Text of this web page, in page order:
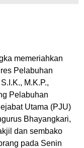
memeriahkan
Pelabuhan
M.K.P.,
Pelabuhan
Utama (PJU)
Bhayangkari,
dan sembako
pada Senin